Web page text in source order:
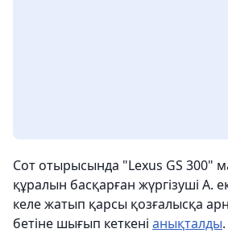
Сот отырысында "Lexus GS 300"
құралын басқарған жүргізуші А.
келе жатып қарсы қозғалысқа
бетіне шығып кеткені анықталды